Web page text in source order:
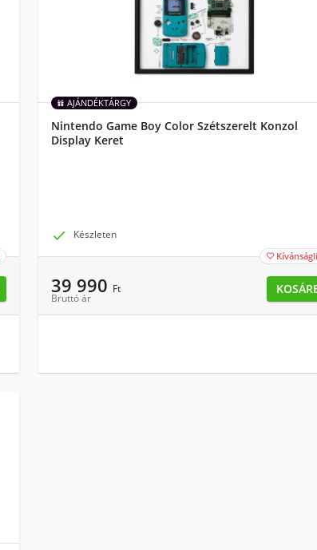
AJÁNDÉKTÁRGY
Nintendo Game Boy Color Szétszerelt Konzol
Display Keret
 Készleten

39 990 Ft
Bruttó ár